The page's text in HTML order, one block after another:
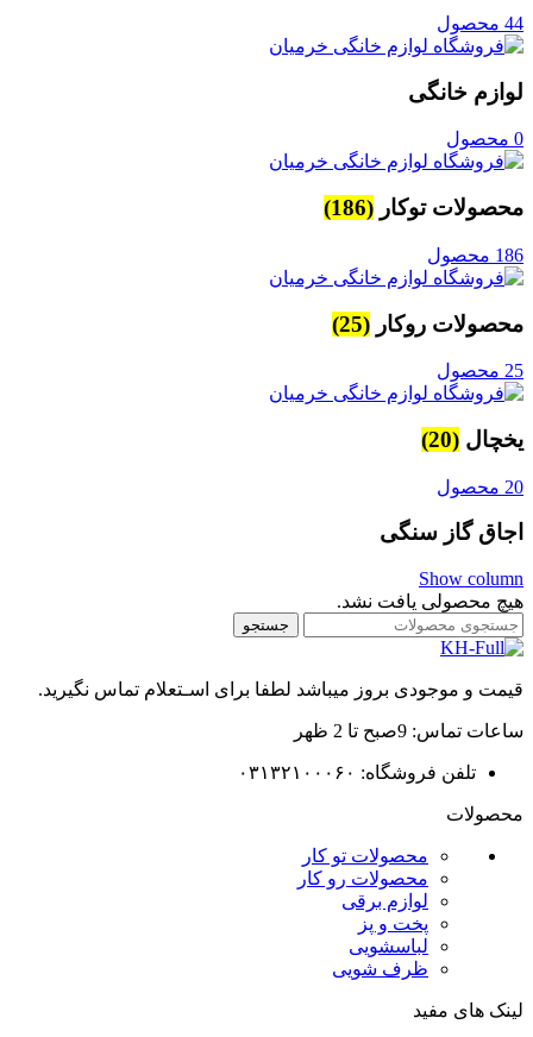
44 محصول
لوازم خانگی
0 محصول
محصولات توکار (186)
186 محصول
محصولات روکار (25)
25 محصول
یخچال (20)
20 محصول
اجاق گاز سنگی
Show column
هیچ محصولی یافت نشد.
جستجو
قیمت و موجودی بروز میباشد لطفا برای اسـتعلام تماس نگیرید.
ساعات تماس: 9صبح تا 2 ظهر
تلفن فروشگاه: ۰۳۱۳۲۱۰۰۰۶۰
محصولات
محصولات تو کار
محصولات رو کار
لوازم برقی
پخت و پز
لباسشویی
ظرف شویی
لینک های مفید